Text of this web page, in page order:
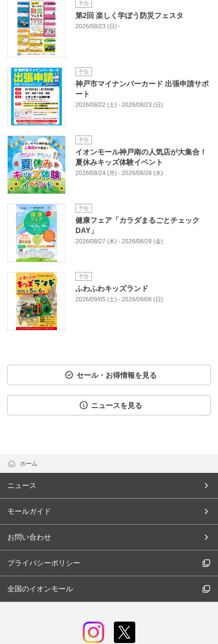
予告
第2回 楽しく学ぼう防災フェスタ
2026/08/23 (日) -
予告
神戸市マイナンバーカード 出張申請サポ
ート
2026/08/22 (土) - 2026/08/23 (日)
予告
イオンモール神戸南の人気店が大集合！
夏休みキッズ体験イベント
2026/08/24 (月) - 2026/08/26 (水)
予告
健康フェア「カラダまるごとチェック
DAY」
2026/08/27 (木) - 2026/08/28 (金)
予告
ふわふわキッズランド
2026/09/05 (土) - 2026/09/06 (日)
セール・お得情報を見る
ニュースを見る
ホーム
ニュース
モールガイド
お問い合わせ
プライバシーポリシー
全国のイオンモール